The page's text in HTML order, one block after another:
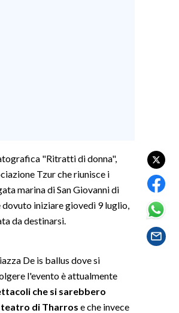
"Ritratti di donna",
Tzur che riunisce i
marina di San Giovanni di
dovuto iniziare giovedì 9 luglio,
da destinarsi.
De is ballus dove si
l'evento è attualmente
che si sarebbero
di Tharros e che invece